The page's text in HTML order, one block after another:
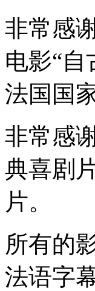
非常感
电影“
法国国
非常感
典喜剧
片。
所有的
法语字